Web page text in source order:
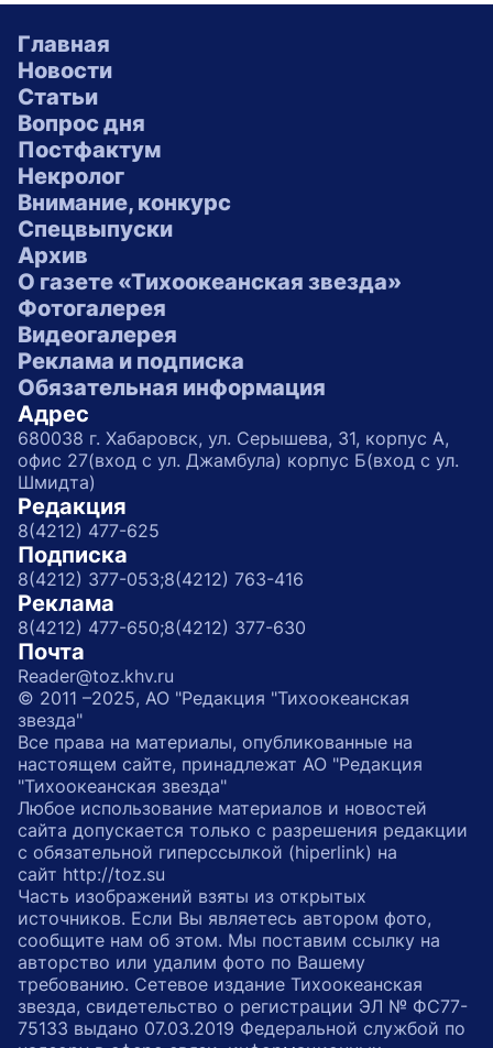
Главная
Новости
Статьи
Вопрос дня
Постфактум
Некролог
Внимание, конкурс
Спецвыпуски
Архив
О газете «Тихоокеанская звезда»
Фотогалерея
Видеогалерея
Реклама и подписка
Обязательная информация
Адрес
680038 г. Хабаровск, ул. Серышева, 31, корпус А,
офис 27(вход с ул. Джамбула) корпус Б(вход с ул.
Шмидта)
Редакция
8(4212) 477-625
Подписка
8(4212) 377-053;8(4212) 763-416
Реклама
8(4212) 477-650;8(4212) 377-630
Почта
Reader@toz.khv.ru
© 2011 –2025, АО "Редакция "Тихоокеанская
звезда"
Все права на материалы, опубликованные на
настоящем сайте, принадлежат АО "Редакция
"Тихоокеанская звезда"
Любое использование материалов и новостей
сайта допускается только с разрешения редакции
с обязательной гиперссылкой (hiperlink) на
сайт http://toz.su
Часть изображений взяты из открытых
источников. Если Вы являетесь автором фото,
сообщите нам об этом. Мы поставим ссылку на
авторство или удалим фото по Вашему
требованию. Сетевое издание Тихоокеанская
звезда, свидетельство о регистрации ЭЛ № ФС77-
75133 выдано 07.03.2019 Федеральной службой по